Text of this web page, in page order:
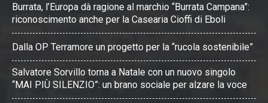
Burrata, l’Europa dà ragione al marchio “Burrata Campana”:
riconoscimento anche per la Casearia Cioffi di Eboli
Dalla OP Terramore un progetto per la “rucola sostenibile”
Salvatore Sorvillo torna a Natale con un nuovo singolo
“MAI PIÙ SILENZIO”: un brano sociale per alzare la voce